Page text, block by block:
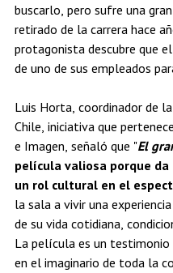
buscarlo, pero sufre una
retirado de la carrera hace
protagonista descubre que
de uno de sus empleados
Luis Horta, coordinador de
Chile, iniciativa que
e Imagen, señaló que "El
película valiosa porque
un rol cultural en el
la sala a vivir una
de su vida cotidiana,
La película es un testimonio
en el imaginario de toda la